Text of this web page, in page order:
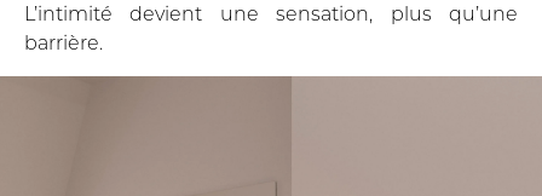
L’intimité devient une sensation, plus qu’une
barrière.